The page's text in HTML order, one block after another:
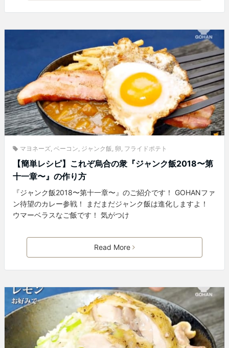
マヨネーズ ベーコン ジャンク飯 卵 フライドポテト
【簡単レシピ】これぞ烏合の衆『ジャンク飯2018〜第
十一章〜』の作り方
『ジャンク飯2018〜第十一章〜』のご紹介です！ GOHANファ
ン待望のカレー参戦！ まだまだジャンク飯は進化しますよ！
ウマーベラスなご飯です！ 気がつけ
Read More